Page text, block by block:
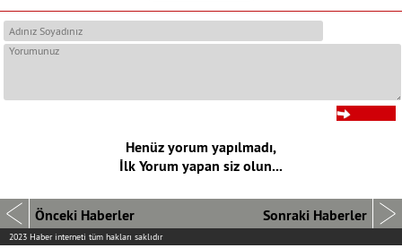
Henüz yorum yapılmadı,
İlk Yorum yapan siz olun...
Önceki Haberler Sonraki Haberler
2023 Haber interneti tüm hakları saklıdır